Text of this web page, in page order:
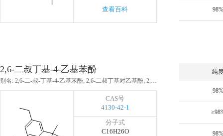
查看百科 98%
2,6-二叔丁基-4-乙基苯酚
别名: 2,6-二-叔-丁基-4-乙基苯酚; 2,6-二叔丁基对乙基酚; 2,6-二叔丁基对乙基苯酚; 抗氧剂DBEP; 抗氧剂BHEB
CAS号
4130-42-1
分子式
C16H26O
纯
98%
98%